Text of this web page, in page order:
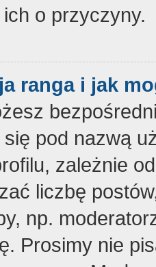
o przyczyny.
ranga i jak
pod nazwą
zależnie
liczbę
np.
Prosimy nie